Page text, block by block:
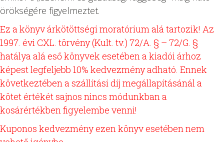
örökségére figyelmeztet.
Ez a könyv árkötöttségi moratórium alá tartozik! Az
1997. évi CXL. törvény (Kult. tv.) 72/A. § – 72/G. §
hatálya alá eső könyvek esetében a kiadói árhoz
képest legfeljebb 10% kedvezmény adható. Ennek
következtében a szállítási díj megállapításánál a
kötet értékét sajnos nincs módunkban a
kosárértékben figyelembe venni!
Kuponos kedvezmény ezen könyv esetében nem